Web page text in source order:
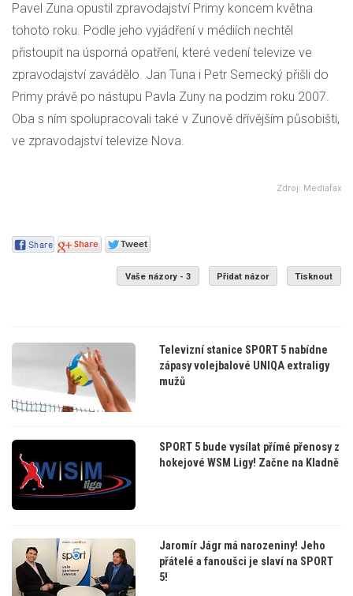
Pavel Zuna opustil zpravodajství Primy koncem května
tohoto roku. Podle jeho vyjádření v médiích nechtěl
přistoupit na úsporná opatření, které vedení televize ve
zpravodajství zavádělo. Jan Tuna i Petr Semecký přišli do
Primy právě po nástupu Pavla Zuny na podzim roku 2007.
Oba s ním spolupracovali také v Zunově dřívějším působišti,
ve zpravodajství televize Nova.
Zdroj: Mediafax
Vaše názory - 3 Přidat názor Tisknout
Televizní stanice SPORT 5 nabídne
zápasy volejbalové UNIQA extraligy
mužů
SPORT 5 bude vysílat přímé přenosy z
hokejové WSM Ligy! Začne na Kladně
Jaromír Jágr má narozeniny! Jeho
přátelé a fanoušci je slaví na SPORT
5!